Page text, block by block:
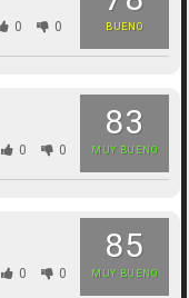
BUENO
0 0
83
MUY BUENO
0 0
85
MUY BUENO
0 0